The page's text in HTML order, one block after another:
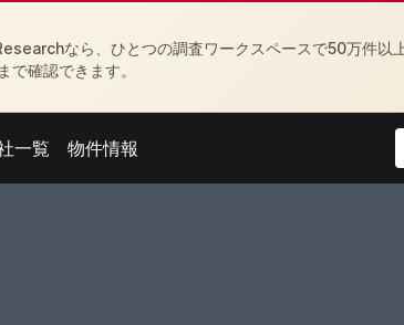
なら、ひとつの調査ワークスペースで50万件以
確認できます。
menu
一覧
Open feed menu
物件情報